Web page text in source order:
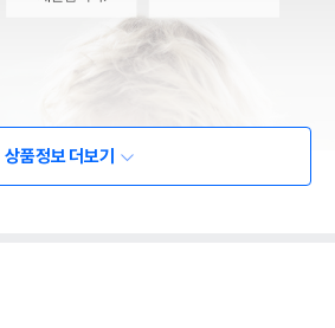
상품정보 더보기